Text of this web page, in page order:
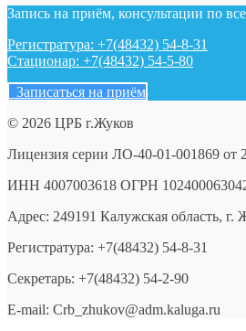
Запись на приём, консультации по
Регистратура: +7(48432) 54-8-31
Стационар: +7(48432) 54-5-80
Записаться на приём
© 2026 ЦРБ г.Жуков
Лицензия серии ЛО-40-01-001869 от
ИНН 4007003618 ОГРН
Адрес: 249191 Калужская область, г.
Регистратура: +7(48432) 54-8-31
Секретарь: +7(48432) 54-2-90
E-mail: Crb_zhukov@adm.kaluga.ru